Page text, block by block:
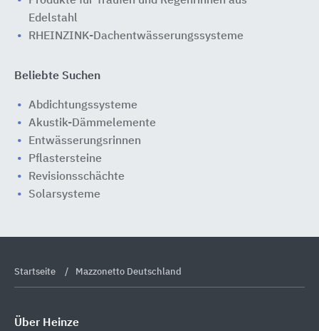
Edelstahl
RHEINZINK-Dachentwässerungssysteme
Beliebte Suchen
Abdichtungssysteme
Akustik-Dämmelemente
Entwässerungsrinnen
Pflastersteine
Revisionsschächte
Solarsysteme
Startseite Mazzonetto Deutschland
Über Heinze